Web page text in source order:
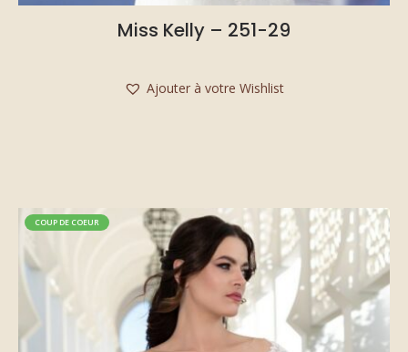
Miss Kelly – 251-29
Ajouter à votre Wishlist
COUP DE COEUR